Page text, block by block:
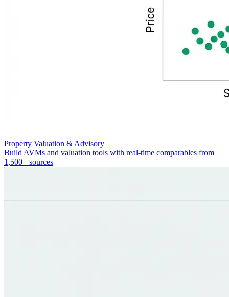
Property Valuation & Advisory
Build AVMs and valuation tools with real-time comparables from
1,500+ sources